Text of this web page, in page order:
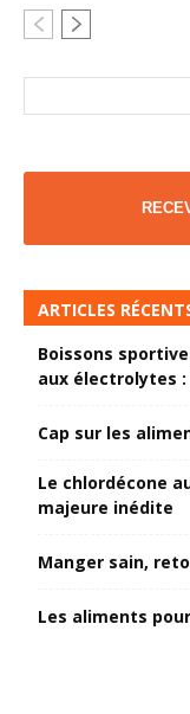
ARTICLES
Boissons
aux électrolytes
Cap sur les
Le chlordécone
majeure inédite
Manger sain,
Les aliments